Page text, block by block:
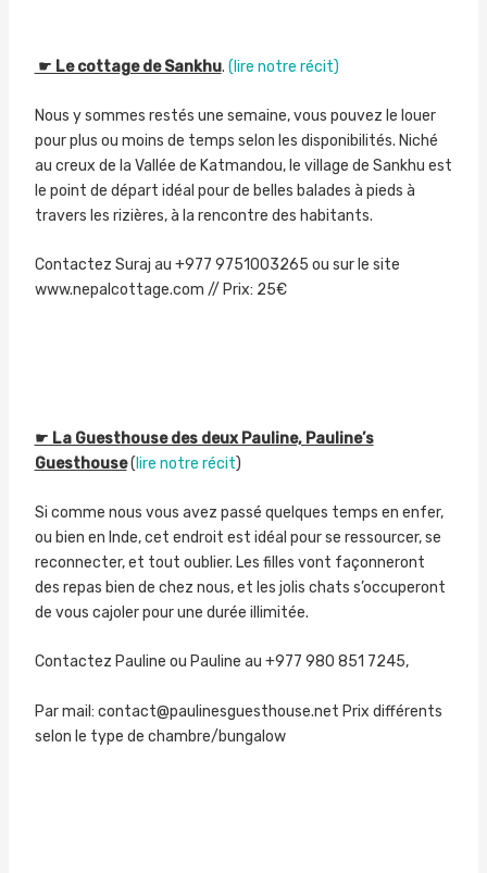
☛ Le cottage de Sankhu. (lire notre récit)
Nous y sommes restés une semaine, vous pouvez le louer
pour plus ou moins de temps selon les disponibilités. Niché
au creux de la Vallée de Katmandou, le village de Sankhu est
le point de départ idéal pour de belles balades à pieds à
travers les rizières, à la rencontre des habitants.
Contactez Suraj au +977 9751003265 ou sur le site
www.nepalcottage.com // Prix: 25€
☛ La Guesthouse des deux Pauline, Pauline’s
Guesthouse( lire notre récit)
Si comme nous vous avez passé quelques temps en enfer,
ou bien en Inde, cet endroit est idéal pour se ressourcer, se
reconnecter, et tout oublier. Les filles vont façonneront
des repas bien de chez nous, et les jolis chats s’occuperont
de vous cajoler pour une durée illimitée.
Contactez Pauline ou Pauline au +977 980 851 7245,
Par mail: contact@paulinesguesthouse.net Prix différents
selon le type de chambre/bungalow